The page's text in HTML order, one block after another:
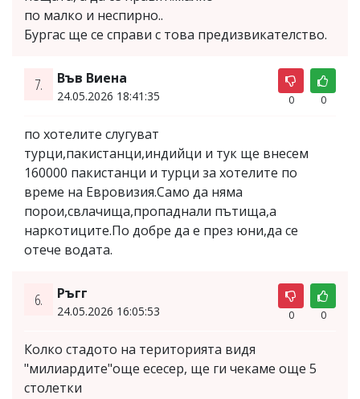
по малко и неспирно..
Бургас ще се справи с това предизвикателство.
7. Във Виена
24.05.2026 18:41:35 0 0
по хотелите слугуват
турци,пакистанци,индийци и тук ще внесем
160000 пакистанци и турци за хотелите по
време на Евровизия.Само да няма
порои,свлачища,пропаднали пътища,а
наркотиците.По добре да е през юни,да се
отече водата.
6. Ръгг
24.05.2026 16:05:53 0 0
Колко стадото на територията видя
"милиардите"още есесер, ще ги чекаме още 5
столетки